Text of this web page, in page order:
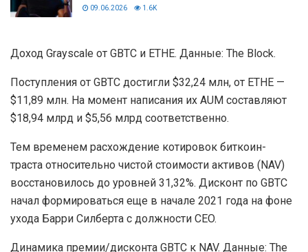
09.06.2026 1.6K
Доход Grayscale от GBTC и ETHE. Данные: The Block.
Поступления от GBTC достигли $32,24 млн, от ETHE —
$11,89 млн. На момент написания их AUM составляют
$18,94 млрд и $5,56 млрд соответственно.
Тем временем расхождение котировок биткоин-
траста относительно чистой стоимости активов (NAV)
восстановилось до уровней 31,32%. Дисконт по GBTC
начал формироваться еще в начале 2021 года на фоне
ухода Барри Силберта с должности CEO.
Динамика премии/дисконта GBTC к NAV. Данные: The